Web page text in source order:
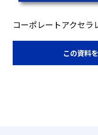
コーポレートアクセラ
この資料